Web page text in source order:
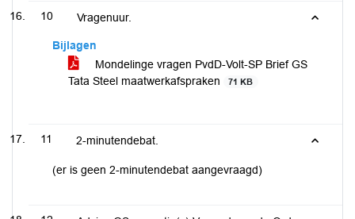
10 Vragenuur.
Bijlagen
Mondelinge vragen PvdD-Volt-SP Brief GS
Tata Steel maatwerkafspraken
71 KB
11 2-minutendebat.
(er is geen 2-minutendebat aangevraagd)